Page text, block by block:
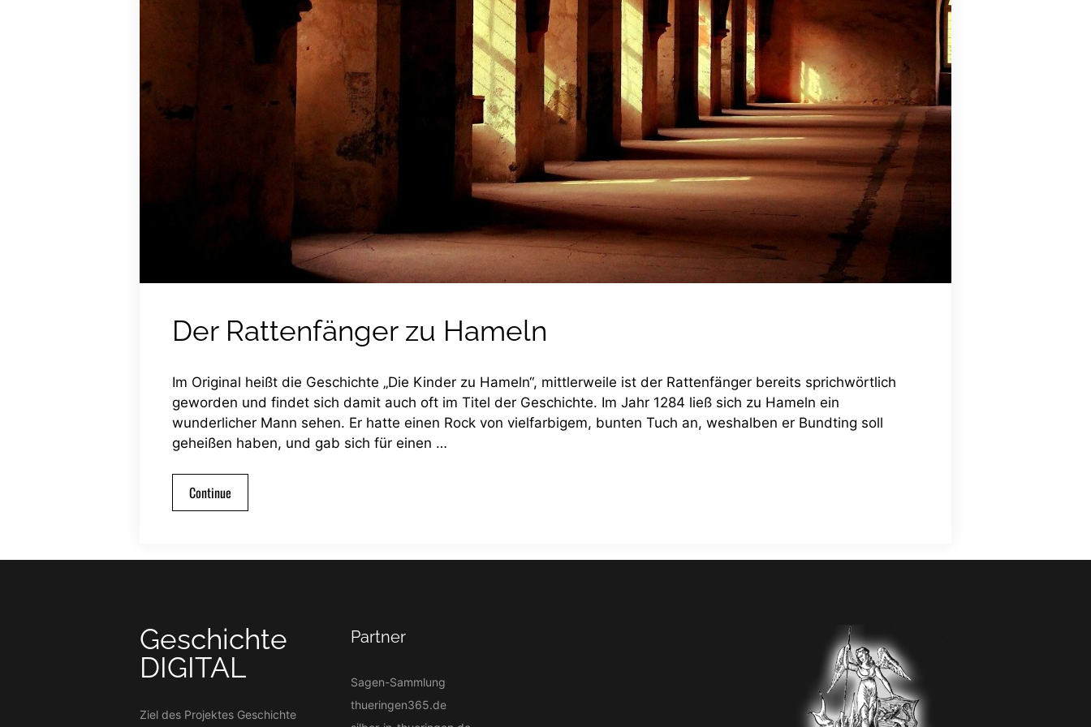
Der Rattenfänger zu Hameln
Im Original heißt die Geschichte „Die Kinder zu Hameln“, mittlerweile ist der Rattenfänger bereits sprichwörtlich
geworden und findet sich damit auch oft im Titel der Geschichte. Im Jahr 1284 ließ sich zu Hameln ein
wunderlicher Mann sehen. Er hatte einen Rock von vielfarbigem, bunten Tuch an, weshalben er Bundting soll
geheißen haben, und gab sich für einen …
Continue
Geschichte
DIGITAL
Ziel des Projektes Geschichte
Partner
Sagen-Sammlung
thueringen365.de